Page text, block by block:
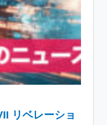
リベレーショ